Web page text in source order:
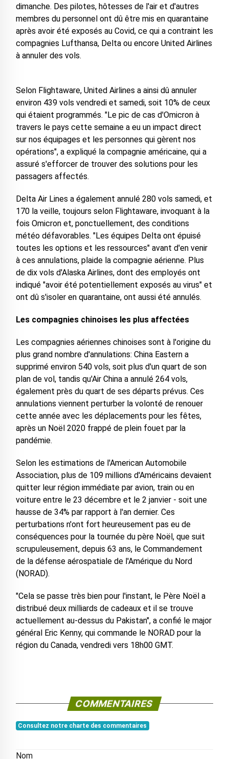
dimanche. Des pilotes, hôtesses de l'air et d'autres
membres du personnel ont dû être mis en quarantaine
après avoir été exposés au Covid, ce qui a contraint les
compagnies Lufthansa, Delta ou encore United Airlines
à annuler des vols.
Selon Flightaware, United Airlines a ainsi dû annuler
environ 439 vols vendredi et samedi, soit 10% de ceux
qui étaient programmés. "Le pic de cas d'Omicron à
travers le pays cette semaine a eu un impact direct
sur nos équipages et les personnes qui gèrent nos
opérations", a expliqué la compagnie américaine, qui a
assuré s'efforcer de trouver des solutions pour les
passagers affectés.
Delta Air Lines a également annulé 280 vols samedi, et
170 la veille, toujours selon Flightaware, invoquant à la
fois Omicron et, ponctuellement, des conditions
météo défavorables. "Les équipes Delta ont épuisé
toutes les options et les ressources" avant d'en venir
à ces annulations, plaide la compagnie aérienne. Plus
de dix vols d'Alaska Airlines, dont des employés ont
indiqué "avoir été potentiellement exposés au virus" et
ont dû s'isoler en quarantaine, ont aussi été annulés.
Les compagnies chinoises les plus affectées
Les compagnies aériennes chinoises sont à l'origine du
plus grand nombre d'annulations: China Eastern a
supprimé environ 540 vols, soit plus d'un quart de son
plan de vol, tandis qu'Air China a annulé 264 vols,
également près du quart de ses départs prévus. Ces
annulations viennent perturber la volonté de renouer
cette année avec les déplacements pour les fêtes,
après un Noël 2020 frappé de plein fouet par la
pandémie.
Selon les estimations de l'American Automobile
Association, plus de 109 millions d'Américains devaient
quitter leur région immédiate par avion, train ou en
voiture entre le 23 décembre et le 2 janvier - soit une
hausse de 34% par rapport à l'an dernier. Ces
perturbations n'ont fort heureusement pas eu de
conséquences pour la tournée du père Noël, que suit
scrupuleusement, depuis 63 ans, le Commandement
de la défense aérospatiale de l'Amérique du Nord
(NORAD).
"Cela se passe très bien pour l'instant, le Père Noël a
distribué deux milliards de cadeaux et il se trouve
actuellement au-dessus du Pakistan", a confié le major
général Eric Kenny, qui commande le NORAD pour la
région du Canada, vendredi vers 18h00 GMT.
COMMENTAIRES
Consultez notre charte des commentaires
Nom